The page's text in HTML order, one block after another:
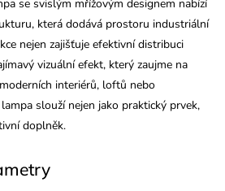
se svislým mřížovým designem nabízí
která dodává prostoru industriální
nejen zajišťuje efektivní distribuci
vizuální efekt, který zaujme na
interiérů, loftů nebo
slouží nejen jako praktický prvek,
doplněk.